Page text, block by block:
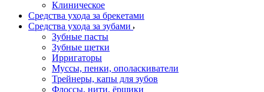
Клиническое
Средства ухода за брекетами
Средства ухода за зубами
Зубные пасты
Зубные щетки
Ирригаторы
Муссы, пенки, ополаскиватели
Трейнеры, капы для зубов
Флоссы, нити, ёршики